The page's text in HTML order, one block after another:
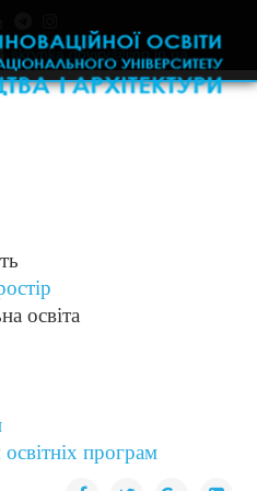
skrynka.doviry@iino.in.ua
освіта
програм